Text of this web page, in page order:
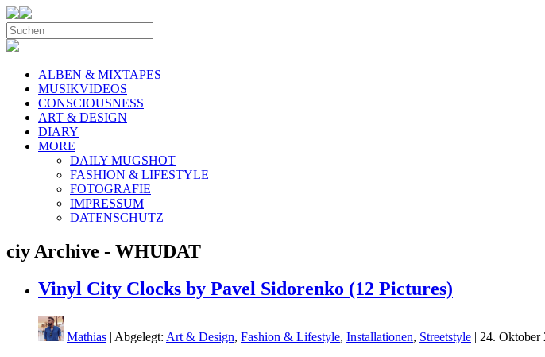
ALBEN & MIXTAPES
MUSIKVIDEOS
CONSCIOUSNESS
ART & DESIGN
DIARY
MORE
DAILY MUGSHOT
FASHION & LIFESTYLE
FOTOGRAFIE
IMPRESSUM
DATENSCHUTZ
ciy Archive - WHUDAT
Vinyl City Clocks by Pavel Sidorenko (12 Pictures)
Mathias | Abgelegt: Art & Design, Fashion & Lifestyle, Installationen, Streetstyle | 24. Oktober